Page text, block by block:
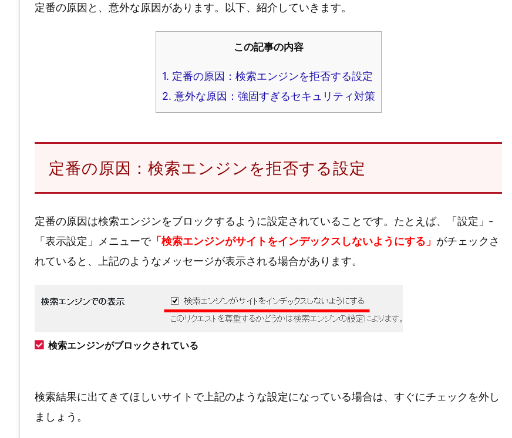
定番の原因と、意外な原因があります。以下、紹介していきます。
この記事の内容
1. 定番の原因：検索エンジンを拒否する設定
2. 意外な原因：強固すぎるセキュリティ対策
定番の原因：検索エンジンを拒否する設定
定番の原因は検索エンジンをブロックするように設定されていることです。たとえば、「設定」‐
「表示設定」メニューで「検索エンジンがサイトをインデックスしないようにする」 がチェックさ
れていると、上記のようなメッセージが表示される場合があります。
検索エンジンがブロックされている
検索結果に出てきてほしいサイトで上記のような設定になっている場合は、すぐにチェックを外し
ましょう。